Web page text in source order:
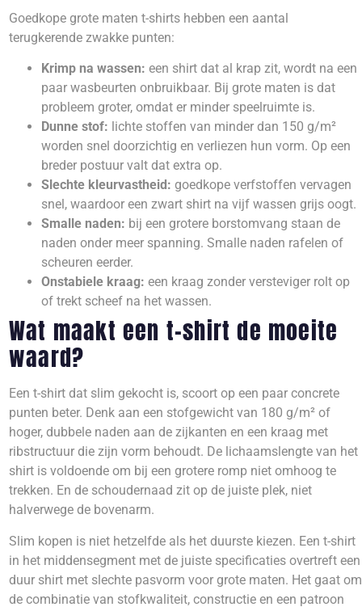
Goedkope grote maten t-shirts hebben een aantal
terugkerende zwakke punten:
Krimp na wassen: een shirt dat al krap zit, wordt na een
paar wasbeurten onbruikbaar. Bij grote maten is dat
probleem groter, omdat er minder speelruimte is.
Dunne stof: lichte stoffen van minder dan 150 g/m²
worden snel doorzichtig en verliezen hun vorm. Op een
breder postuur valt dat extra op.
Slechte kleurvastheid: goedkope verfstoffen vervagen
snel, waardoor een zwart shirt na vijf wassen grijs oogt.
Smalle naden: bij een grotere borstomvang staan de
naden onder meer spanning. Smalle naden rafelen of
scheuren eerder.
Onstabiele kraag: een kraag zonder versteviger rolt op
of trekt scheef na het wassen.
Wat maakt een t-shirt de moeite
waard?
Een t-shirt dat slim gekocht is, scoort op een paar concrete
punten beter. Denk aan een stofgewicht van 180 g/m² of
hoger, dubbele naden aan de zijkanten en een kraag met
ribstructuur die zijn vorm behoudt. De lichaamslengte van het
shirt is voldoende om bij een grotere romp niet omhoog te
trekken. En de schoudernaad zit op de juiste plek, niet
halverwege de bovenarm.
Slim kopen is niet hetzelfde als het duurste kiezen. Een t-shirt
in het middensegment met de juiste specificaties overtreft een
duur shirt met slechte pasvorm voor grote maten. Het gaat om
de combinatie van stofkwaliteit, constructie en een patroon